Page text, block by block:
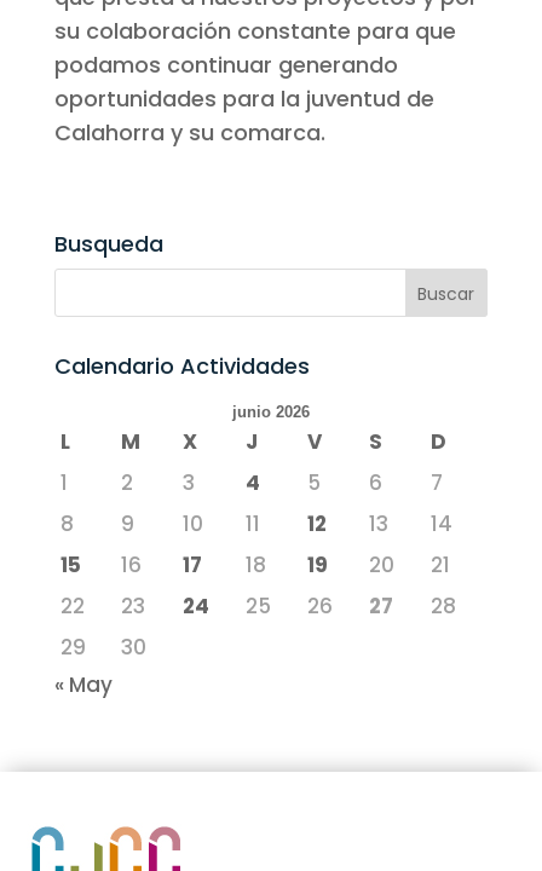
su colaboración constante para que
podamos continuar generando
oportunidades para la juventud de
Calahorra y su comarca.
Busqueda
Calendario Actividades
junio 2026
L M X J V S
D
1
2 3 4 5 6
7
8
9 10 11 12 13
14
15
16 17 18 19 20
21
22
23 24 25 26 27
28
29
30
« May